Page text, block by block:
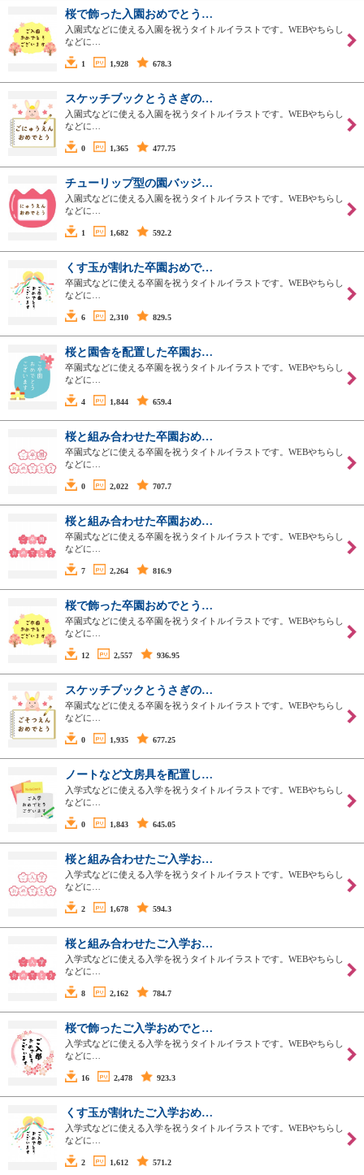
桜で飾った入園おめでとう…
入園式などに使える入園を祝うタイトルイラストです。WEBやちらし
などに…
1 1,928 678.3
スケッチブックとうさぎの…
入園式などに使える入園を祝うタイトルイラストです。WEBやちらし
などに…
0 1,365 477.75
チューリップ型の園バッジ…
入園式などに使える入園を祝うタイトルイラストです。WEBやちらし
などに…
1 1,682 592.2
くす玉が割れた卒園おめで…
卒園式などに使える卒園を祝うタイトルイラストです。WEBやちらし
などに…
6 2,310 829.5
桜と園舎を配置した卒園お…
卒園式などに使える卒園を祝うタイトルイラストです。WEBやちらし
などに…
4 1,844 659.4
桜と組み合わせた卒園おめ…
卒園式などに使える卒園を祝うタイトルイラストです。WEBやちらし
などに…
0 2,022 707.7
桜と組み合わせた卒園おめ…
卒園式などに使える卒園を祝うタイトルイラストです。WEBやちらし
などに…
7 2,264 816.9
桜で飾った卒園おめでとう…
卒園式などに使える卒園を祝うタイトルイラストです。WEBやちらし
などに…
12 2,557 936.95
スケッチブックとうさぎの…
卒園式などに使える卒園を祝うタイトルイラストです。WEBやちらし
などに…
0 1,935 677.25
ノートなど文房具を配置し…
入学式などに使える入学を祝うタイトルイラストです。WEBやちらし
などに…
0 1,843 645.05
桜と組み合わせたご入学お…
入学式などに使える入学を祝うタイトルイラストです。WEBやちらし
などに…
2 1,678 594.3
桜と組み合わせたご入学お…
入学式などに使える入学を祝うタイトルイラストです。WEBやちらし
などに…
8 2,162 784.7
桜で飾ったご入学おめでと…
入学式などに使える入学を祝うタイトルイラストです。WEBやちらし
などに…
16 2,478 923.3
くす玉が割れたご入学おめ…
入学式などに使える入学を祝うタイトルイラストです。WEBやちらし
などに…
2 1,612 571.2